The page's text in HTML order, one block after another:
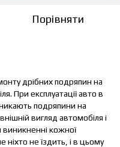
Порівняти
дрібних подряпин на
При експлуатації авто в
подряпини на
вигляд автомобіля і
виникненні кожної
не їздить, і в цьому